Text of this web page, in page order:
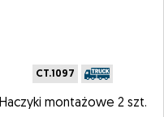
CT.1097
Haczyki montażowe 2 szt.